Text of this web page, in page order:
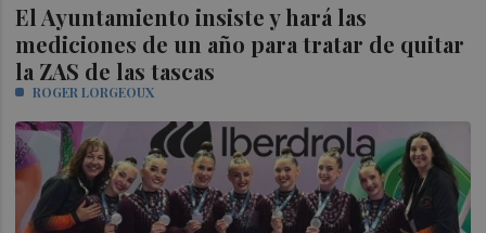
El Ayuntamiento insiste y hará las
mediciones de un año para tratar de quitar
la ZAS de las tascas
ROGER LORGEOUX